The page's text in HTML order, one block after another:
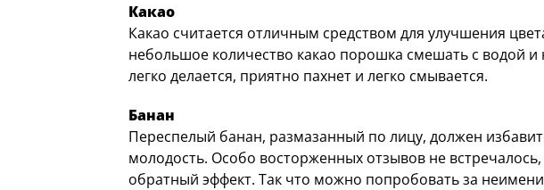
Какао
Какао считается отличным средством для улучшения
небольшое количество какао порошка смешать с водой и
легко делается, приятно пахнет и легко смывается.
Банан
Переспелый банан, размазанный по лицу, должен
молодость. Особо восторженных отзывов не
обратный эффект. Так что можно попробовать за